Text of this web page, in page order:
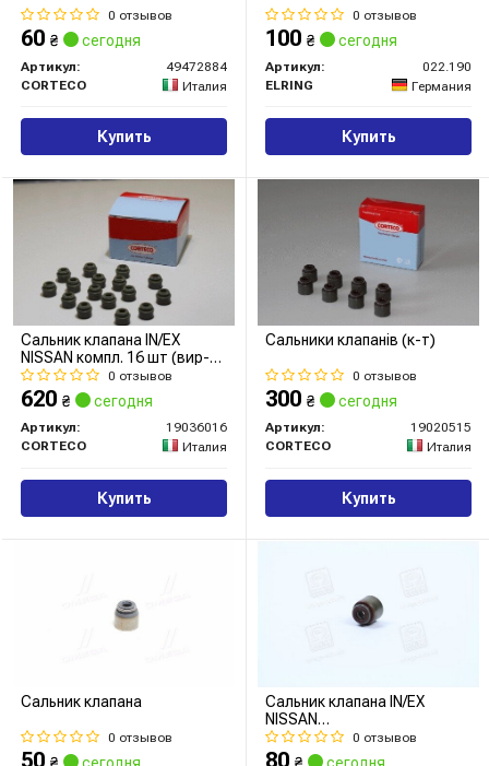
0 отзывов
60 ₴ сегодня
Артикул:
49472884
CORTECO
Италия
Купить
0 отзывов
100 ₴ сегодня
Артикул:
022.190
ELRING
Германия
Купить
Сальник клапана IN/EX
NISSAN компл. 16 шт (вир-во
Corteco)
0 отзывов
620 ₴ сегодня
Артикул:
19036016
CORTECO
Италия
Купить
Сальники клапанів (к-т)
0 отзывов
300 ₴ сегодня
Артикул:
19020515
CORTECO
Италия
Купить
Сальник клапана
0 отзывов
50 ₴ сегодня
Сальник клапана IN/EX
NISSAN
GA14DE/GA16DE/GA16DS/
VSB 5.50X9.50X7/11.50 FPM
0 отзывов
80 ₴ сегодня